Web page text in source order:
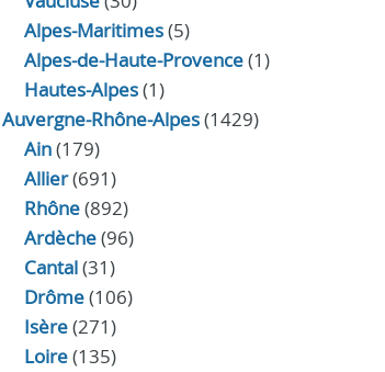
Alpes-Maritimes(5)
Alpes-de-Haute-Provence(1)
Hautes-Alpes(1)
Auvergne-Rhône-Alpes(1429)
Ain(179)
Allier(691)
Rhône(892)
Ardèche(96)
Cantal(31)
Drôme(106)
Isère(271)
Loire(135)